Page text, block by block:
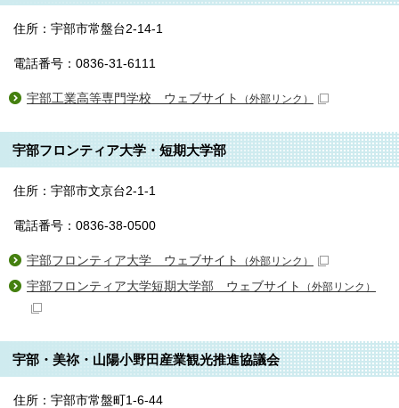
住所：宇部市常盤台2-14-1
電話番号：0836-31-6111
宇部工業高等専門学校 ウェブサイト （外部リンク）
宇部フロンティア大学・短期大学部
住所：宇部市文京台2-1-1
電話番号：0836-38-0500
宇部フロンティア大学 ウェブサイト （外部リンク）
宇部フロンティア大学短期大学部 ウェブサイト （外部リンク）
宇部・美祢・山陽小野田産業観光推進協議会
住所：宇部市常盤町1-6-44